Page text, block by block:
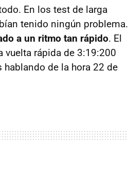
En los test de larga
tenido ningún problema.
a un ritmo tan rápido. El
vuelta rápida de 3:19:200
de la hora 22 de